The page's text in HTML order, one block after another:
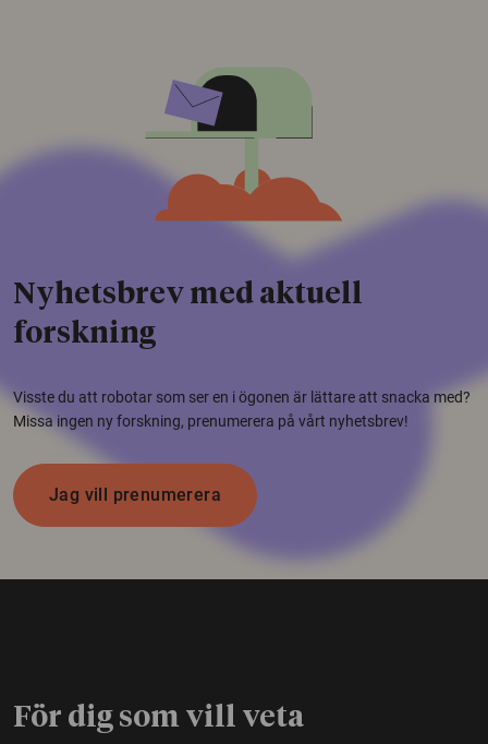
Nyhetsbrev med aktuell
forskning
Visste du att robotar som ser en i ögonen är lättare att snacka med?
Missa ingen ny forskning, prenumerera på vårt nyhetsbrev!
Jag vill prenumerera
För dig som vill veta